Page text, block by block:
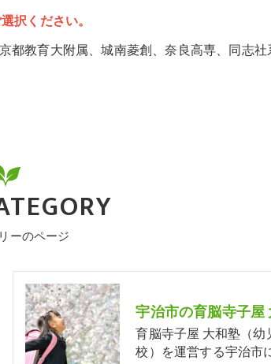
択ください。
都教育大附属、城南菱創、奈良高専、同志
ーのページ
育脳寺子屋 大和塾（
校）を運営する宇治市